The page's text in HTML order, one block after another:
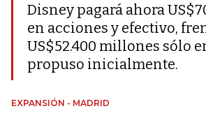
Disney pagará ahora
en acciones y efectivo,
US$52.400 millones sólo
propuso inicialmente.
EXPANSIÓN - MADRID